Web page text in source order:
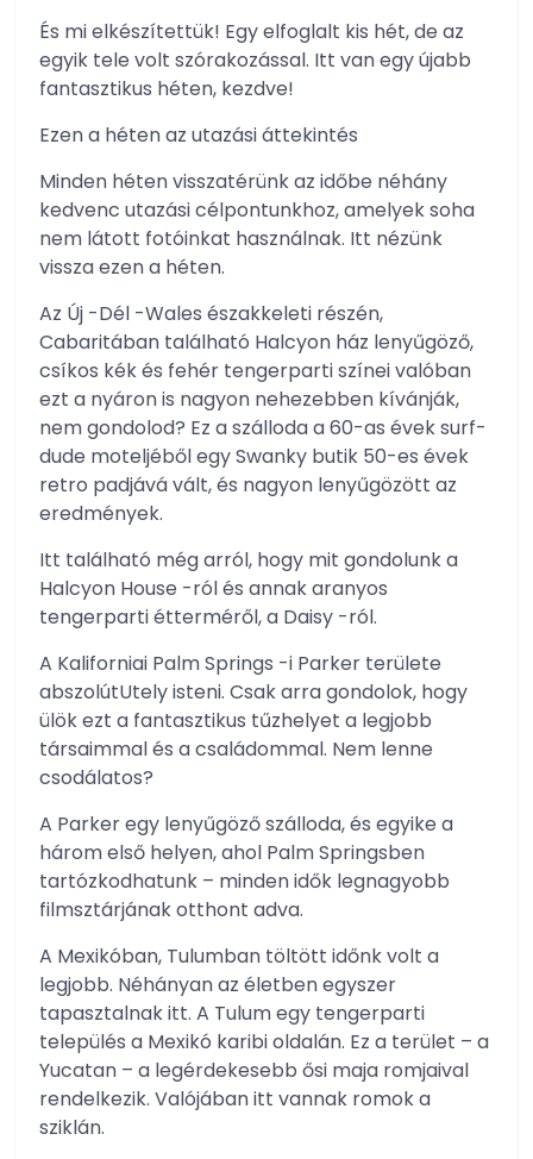
És mi elkészítettük! Egy elfoglalt kis hét, de az
egyik tele volt szórakozással. Itt van egy újabb
fantasztikus héten, kezdve!
Ezen a héten az utazási áttekintés
Minden héten visszatérünk az időbe néhány
kedvenc utazási célpontunkhoz, amelyek soha
nem látott fotóinkat használnak. Itt nézünk
vissza ezen a héten.
Az Új -Dél -Wales északkeleti részén,
Cabaritában található Halcyon ház lenyűgöző,
csíkos kék és fehér tengerparti színei valóban
ezt a nyáron is nagyon nehezebben kívánják,
nem gondolod? Ez a szálloda a 60-as évek surf-
dude moteljéből egy Swanky butik 50-es évek
retro padjává vált, és nagyon lenyűgözött az
eredmények.
Itt található még arról, hogy mit gondolunk a
Halcyon House -ról és annak aranyos
tengerparti étterméről, a Daisy -ról.
A Kaliforniai Palm Springs -i Parker területe
abszolútUtely isteni. Csak arra gondolok, hogy
ülök ezt a fantasztikus tűzhelyet a legjobb
társaimmal és a családommal. Nem lenne
csodálatos?
A Parker egy lenyűgöző szálloda, és egyike a
három első helyen, ahol Palm Springsben
tartózkodhatunk – minden idők legnagyobb
filmsztárjának otthont adva.
A Mexikóban, Tulumban töltött időnk volt a
legjobb. Néhányan az életben egyszer
tapasztalnak itt. A Tulum egy tengerparti
település a Mexikó karibi oldalán. Ez a terület – a
Yucatan – a legérdekesebb ősi maja romjaival
rendelkezik. Valójában itt vannak romok a
sziklán.